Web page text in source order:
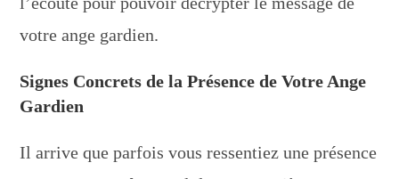
votre ange gardien.
Signes Concrets de la Présence de Votre Ange
Gardien
Il arrive que parfois vous ressentiez une présence